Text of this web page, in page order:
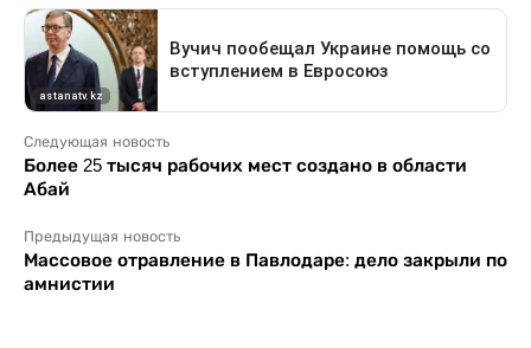
Следующая новость
Более 25 тысяч рабочих мест создано в области
Абай
Предыдущая новость
Массовое отравление в Павлодаре: дело закрыли по
амнистии